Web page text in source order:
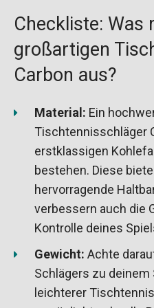
Checkliste: Was
großartigen
Carbon aus?
Material: Ein
Tischtennisschläger
erstklassigen
bestehen. Diese
hervorragende
verbessern auch die
Kontrolle deines
Gewicht: Achte
Schlägers zu deinem
leichterer